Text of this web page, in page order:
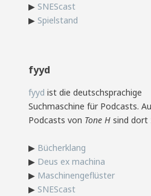
▶ SNEScast
▶ Spielstand
fyyd
fyyd ist die deutschsprachige
Suchmaschine für Podcasts.
Podcasts von Tone H sind dort
▶ Bücherklang
▶ Deus ex machina
▶ Maschinengeflüster
▶ SNEScast